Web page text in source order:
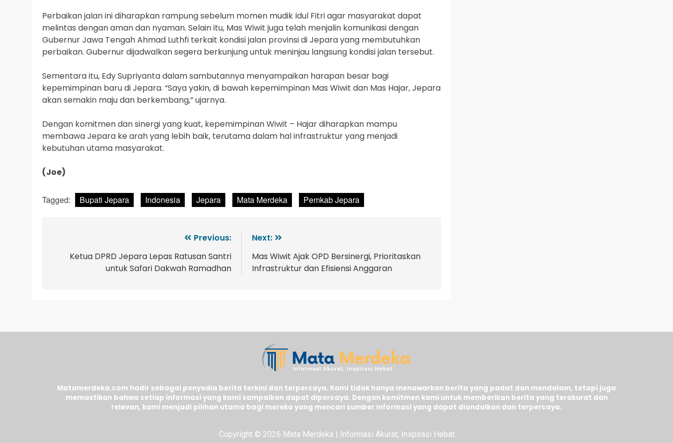
Perbaikan jalan ini diharapkan rampung sebelum momen mudik Idul Fitri agar masyarakat dapat
melintas dengan aman dan nyaman. Selain itu, Mas Wiwit juga telah menjalin komunikasi dengan
Gubernur Jawa Tengah Ahmad Luthfi terkait kondisi jalan provinsi di Jepara yang membutuhkan
perbaikan. Gubernur dijadwalkan segera berkunjung untuk meninjau langsung kondisi jalan tersebut.
Sementara itu, Edy Supriyanta dalam sambutannya menyampaikan harapan besar bagi
kepemimpinan baru di Jepara. “Saya yakin, di bawah kepemimpinan Mas Wiwit dan Mas Hajar, Jepara
akan semakin maju dan berkembang,” ujarnya.
Dengan komitmen dan sinergi yang kuat, kepemimpinan Wiwit – Hajar diharapkan mampu
membawa Jepara ke arah yang lebih baik, terutama dalam hal infrastruktur yang menjadi
kebutuhan utama masyarakat.
(Joe)
Tagged: Bupati Jepara Indonesia Jepara Mata Merdeka Pemkab Jepara
Previous:
Ketua DPRD Jepara Lepas Ratusan Santri
untuk Safari Dakwah Ramadhan
Next:
Mas Wiwit Ajak OPD Bersinergi, Prioritaskan
Infrastruktur dan Efisiensi Anggaran
Matamerdeka.com hadir sebagai penyedia berita terkini dan terpercaya. Kami tidak hanya menawarkan berita yang padat dan mendalam, tetapi juga
memastikan bahwa setiap informasi yang kami sampaikan dapat dipercaya. Dengan komitmen kami untuk memberikan berita yang terakurat dan
relevan, kami menjadi pilihan utama bagi mereka yang mencari sumber informasi yang dapat diandalkan dan terpercaya.
Copyright © 2026 Mata Merdeka | Informasi Akurat, Inspirasi Hebat